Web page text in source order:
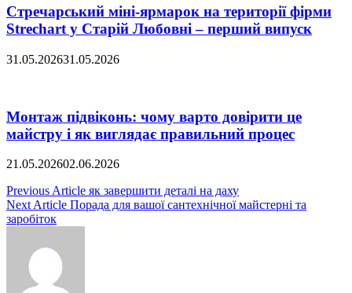
Стречарський міні-ярмарок на території фірми
Strechart у Старій Любовні – перший випуск
31.05.202631.05.2026
Монтаж підвіконь: чому варто довірити це
майстру і як виглядає правильний процес
21.05.202602.06.2026
Навігація
записів
Previous Article як завершити деталі на даху
Next Article Порада для вашої сантехнічної майстерні та
заробіток